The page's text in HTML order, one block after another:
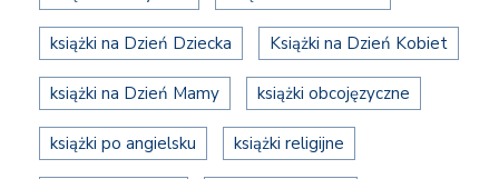
książki na Dzień Dziecka Książki na Dzień Kobiet
książki na Dzień Mamy książki obcojęzyczne
książki po angielsku książki religijne